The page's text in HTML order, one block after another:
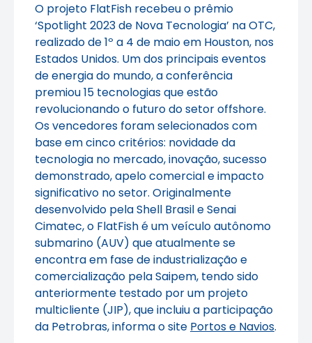
O projeto FlatFish recebeu o prêmio
‘Spotlight 2023 de Nova Tecnologia’ na OTC,
realizado de 1º a 4 de maio em Houston, nos
Estados Unidos. Um dos principais eventos
de energia do mundo, a conferência
premiou 15 tecnologias que estão
revolucionando o futuro do setor offshore.
Os vencedores foram selecionados com
base em cinco critérios: novidade da
tecnologia no mercado, inovação, sucesso
demonstrado, apelo comercial e impacto
significativo no setor. Originalmente
desenvolvido pela Shell Brasil e Senai
Cimatec, o FlatFish é um veículo autônomo
submarino (AUV) que atualmente se
encontra em fase de industrialização e
comercialização pela Saipem, tendo sido
anteriormente testado por um projeto
multicliente (JIP), que incluiu a participação
da Petrobras, informa o site Portos e Navios.